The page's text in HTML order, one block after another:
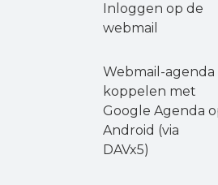
Inloggen op de
webmail
Webmail-agenda
koppelen met
Google Agenda
Android (via
DAVx5)